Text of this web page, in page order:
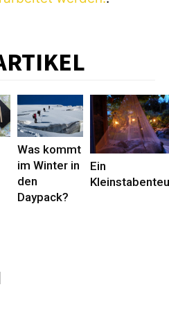
Was kommt
im Winter in
den
Daypack?
Ein